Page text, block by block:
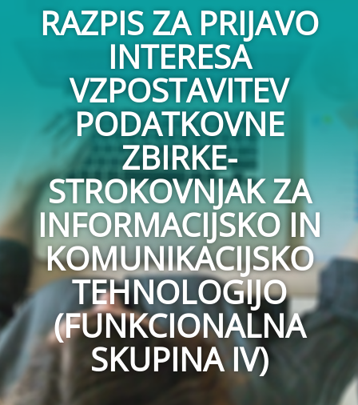
RAZPIS ZA PRIJAVO
INTERESA
VZPOSTAVITEV
PODATKOVNE
ZBIRKE-
STROKOVNJAK ZA
INFORMACIJSKO IN
KOMUNIKACIJSKO
TEHNOLOGIJO
(FUNKCIONALNA
SKUPINA IV)